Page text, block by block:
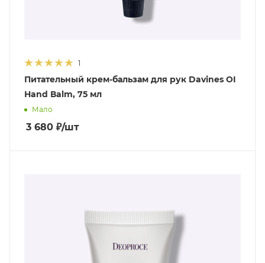
1
Питательный крем-бальзам для рук Davines OI
Нand Вalm, 75 мл
Мало
3 680 ₽/шт